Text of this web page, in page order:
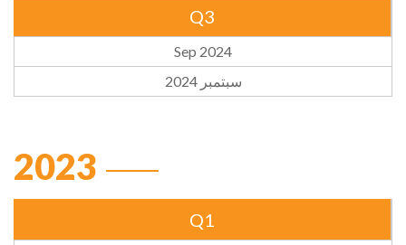
Q3
Sep 2024
سبتمبر 2024
2023
Q1